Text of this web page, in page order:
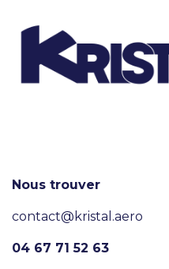
Nous trouver
contact@kristal.aero
04 67 71 52 63